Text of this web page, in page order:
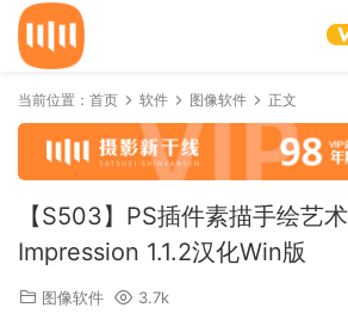
当前位置： 首页 软件 图像软件 正文
【S503】PS插件素描手绘艺
Impression 1.1.2汉化Win版
图像软件 3.7k